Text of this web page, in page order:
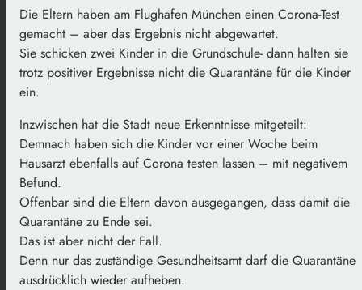
Die Eltern haben am Flughafen München einen Corona-Test
gemacht – aber das Ergebnis nicht abgewartet.
Sie schicken zwei Kinder in die Grundschule- dann halten sie
trotz positiver Ergebnisse nicht die Quarantäne für die Kinder
ein.
Inzwischen hat die Stadt neue Erkenntnisse mitgeteilt:
Demnach haben sich die Kinder vor einer Woche beim
Hausarzt ebenfalls auf Corona testen lassen – mit negativem
Befund.
Offenbar sind die Eltern davon ausgegangen, dass damit die
Quarantäne zu Ende sei.
Das ist aber nicht der Fall.
Denn nur das zuständige Gesundheitsamt darf die Quarantäne
ausdrücklich wieder aufheben.